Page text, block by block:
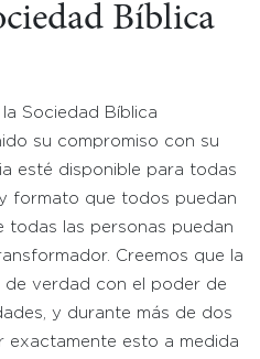
Bíblica
Sociedad Bíblica
su compromiso con su
esté disponible para todas
formato que todos puedan
todas las personas puedan
Creemos que la
de verdad con el poder de
y durante más de dos
exactamente esto a medida